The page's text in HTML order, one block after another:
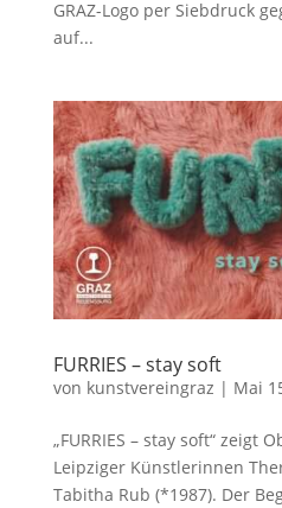
GRAZ-Logo per Siebdruck
auf...
FURRIES – stay soft
von kunstvereingraz | Mai
„FURRIES – stay soft“ zeigt
Leipziger Künstlerinnen
Tabitha Rub (*1987). Der